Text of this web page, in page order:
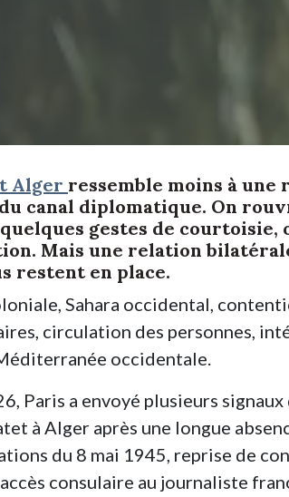
Alger ressemble moins à
canal diplomatique. On
gestes de courtoisie,
Mais une relation
restent en place.
Sahara occidental,
circulation des personnes,
occidentale.
Paris a envoyé plusieurs signaux
à Alger après une longue
du 8 mai 1945, reprise de
consulaire au journaliste